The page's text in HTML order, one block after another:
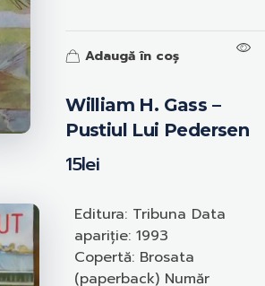
William H. Gass –
Pustiul Lui Pedersen
15lei
Adaugă în coș
Editura: Tribuna Data
apariție: 1993
Copertă: Brosata
(paperback) Număr